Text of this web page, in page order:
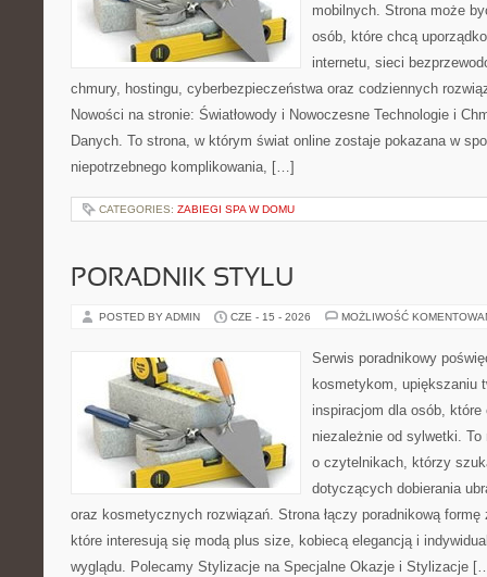
mobilnych. Strona może
osób, które chcą
internetu, sieci
chmury, hostingu, cyberbezpieczeństwa oraz codziennych
Nowości na stronie: Światłowody i Nowoczesne Technologie i
Danych. To strona, w którym świat online zostaje pokazana w
niepotrzebnego komplikowania, […]
CATEGORIES: ZABIEGI SPA W DOMU
PORADNIK STYLU
POSTED BY ADMIN CZE - 15 - 2026 MOŻLIWOŚĆ
Serwis poradnikowy
kosmetykom, upiększaniu
inspiracjom dla osób,
niezależnie od sylwetki.
o czytelnikach, którzy
dotyczących dobierania
oraz kosmetycznych rozwiązań. Strona łączy poradnikową
które interesują się modą plus size, kobiecą elegancją i
wyglądu. Polecamy Stylizacje na Specjalne Okazje i Stylizacje